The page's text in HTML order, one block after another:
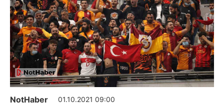
NotHaber 01.10.2021 09:00